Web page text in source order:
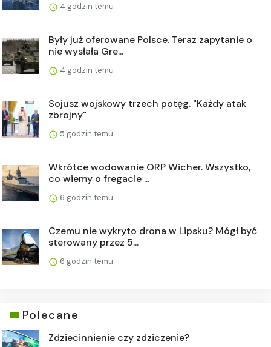
4 godzin temu
Były już oferowane Polsce. Teraz zapytanie o
nie wysłała Gre...
4 godzin temu
Sojusz wojskowy trzech potęg. "Każdy atak
zbrojny"
5 godzin temu
Wkrótce wodowanie ORP Wicher. Wszystko,
co wiemy o fregacie ...
6 godzin temu
Czemu nie wykryto drona w Lipsku? Mógł być
sterowany przez 5...
6 godzin temu
Polecane
Zdziecinnienie czy zdziczenie?